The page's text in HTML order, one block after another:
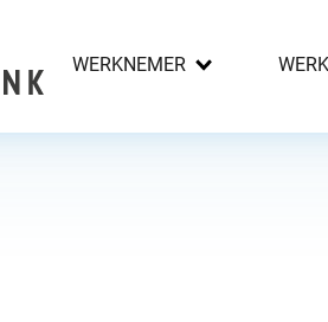
WERKNEMER